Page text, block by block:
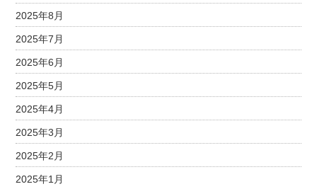
2025年8月
2025年7月
2025年6月
2025年5月
2025年4月
2025年3月
2025年2月
2025年1月